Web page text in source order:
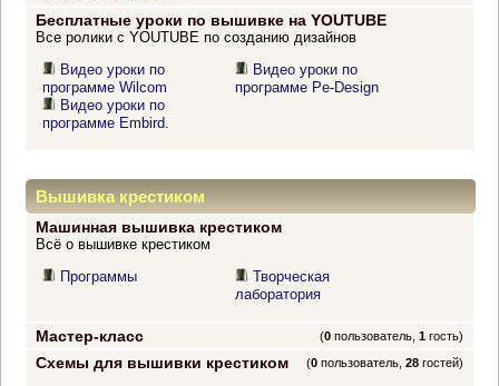
Бесплатные уроки по вышивке на YOUTUBE
Все ролики с YOUTUBE по созданию дизайнов
Видео уроки по
программе Wilcom
Видео уроки по
программе Embird.
Видео уроки по
программе Pe-Design
Вышивка крестиком
Машинная вышивка крестиком
Всё о вышивке крестиком
Программы
Творческая
лаборатория
Мастер-класс (0 пользователь,1 гость)
Схемы для вышивки крестиком (0 пользователь,28 гостей)